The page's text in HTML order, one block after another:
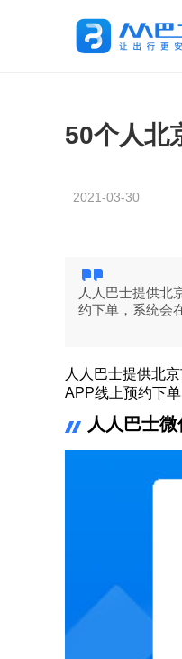
50个人北
2021-03-30
人人巴士提供北
约下单，系统会
人人巴士提供北
APP线上预约下
人人巴士